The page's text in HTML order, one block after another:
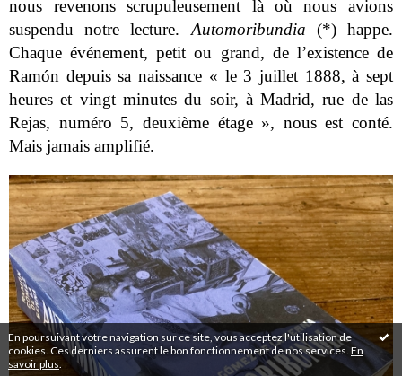
En poursuivant votre navigation sur ce site, vous acceptez l'utilisation de
cookies. Ces derniers assurent le bon fonctionnement de nos services. En
savoir plus.
nous revenons scrupuleusement là où nous avions
suspendu notre lecture.
Automoribundia
(*) happe.
Chaque événement, petit ou grand, de l’existence de
Ramón depuis sa naissance « le 3 juillet 1888, à sept
heures et vingt minutes du soir, à Madrid, rue de las
Rejas, numéro 5, deuxième étage », nous est conté.
Mais jamais amplifié.